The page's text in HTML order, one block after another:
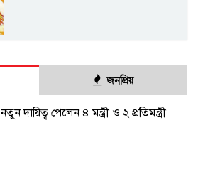
জনপ্রিয়
নতুন দায়িত্ব পেলেন ৪ মন্ত্রী ও ২ প্রতিমন্ত্রী